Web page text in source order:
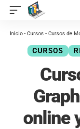
contenido
Inicio - Cursos - Cursos de
CURSOS
online